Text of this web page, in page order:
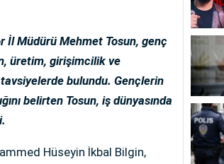
İl Müdürü Mehmet Tosun, genç
üretim, girişimcilik ve
bulundu. Gençlerin
belirten Tosun, iş dünyasında
Hüseyin İkbal Bilgin,